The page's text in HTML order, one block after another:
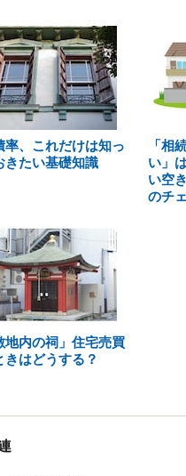
率、これだけは知っ
きたい基礎知識
「相
い」
い空
のチ
地内の祠」住宅売買
きはどうする？